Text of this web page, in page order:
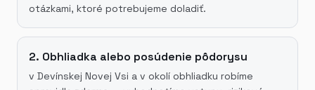
otázkami, ktoré potrebujeme doladiť.
2. Obhliadka alebo posúdenie pôdorysu
v Devínskej Novej Vsi a v okolí obhliadku robíme